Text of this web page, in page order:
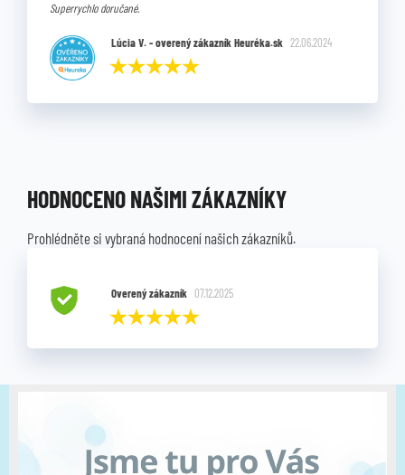
Superrychlo doručané.
Lúcia V. - overený zákazník Heuréka.sk 22.06.2024
HODNOCENO NAŠIMI ZÁKAZNÍKY
Prohlédněte si vybraná hodnocení našich zákazníků.
Overený zákazník 07.12.2025